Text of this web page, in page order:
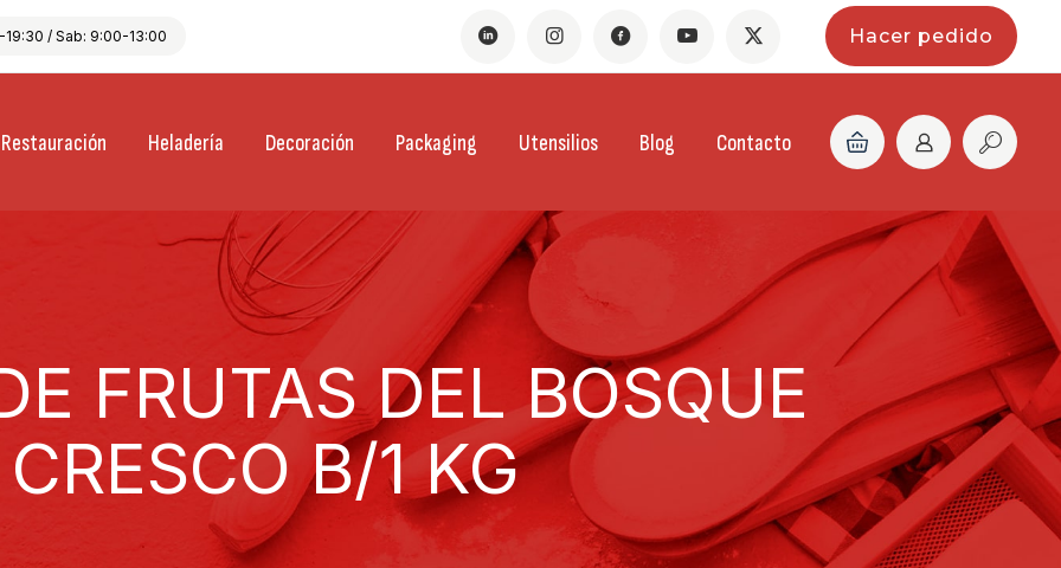
/ Sab: 9:00-13:00 Hacer pedido
Restauración Heladería Decoración Packaging Utensilios Blog Contacto
FRUTAS DEL BOSQUE
CRESCO B/1 KG